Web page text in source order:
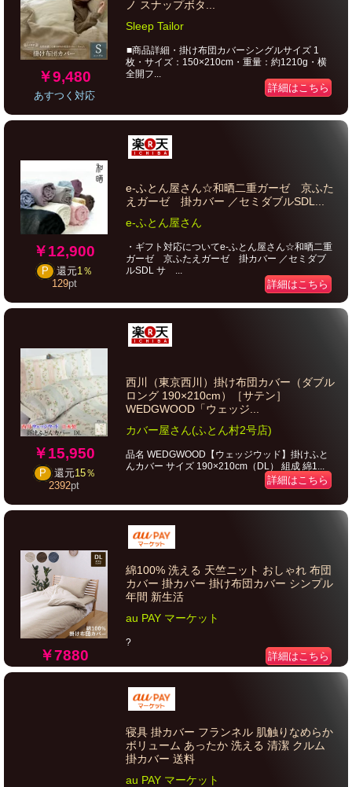
￥9,480
あすつく対応
ノ スナップボタ...
Sleep Tailor
■商品詳細・掛け布団カバーシングルサイズ 1
枚・サイズ：150×210cm・重量：約1210g・横
全開フ...
詳細はこちら
￥12,900
P 還元1％
129pt
e-ふとん屋さん☆和晒二重ガーゼ 京ふた
えガーゼ 掛カバー ／セミダブルSDL...
e-ふとん屋さん
・ギフト対応についてe-ふとん屋さん☆和晒二重
ガーゼ 京ふたえガーゼ 掛カバー ／セミダブ
ルSDL サ ...
詳細はこちら
￥15,950
P 還元15％
2392pt
西川（東京西川）掛け布団カバー（ダブル
ロング 190×210cm）［サテン］
WEDGWOOD「ウェッジ...
カバー屋さん(ふとん村2号店)
品名 WEDGWOOD【ウェッジウッド】掛けふと
んカバー サイズ 190×210cm（DL） 組成 綿1...
詳細はこちら
￥7880
綿100% 洗える 天竺ニット おしゃれ 布団
カバー 掛カバー 掛け布団カバー シンプル
年間 新生活
au PAY マーケット
?
詳細はこちら
寝具 掛カバー フランネル 肌触りなめらか
ボリューム あったか 洗える 清潔 クルム
掛カバー 送料
au PAY マーケット